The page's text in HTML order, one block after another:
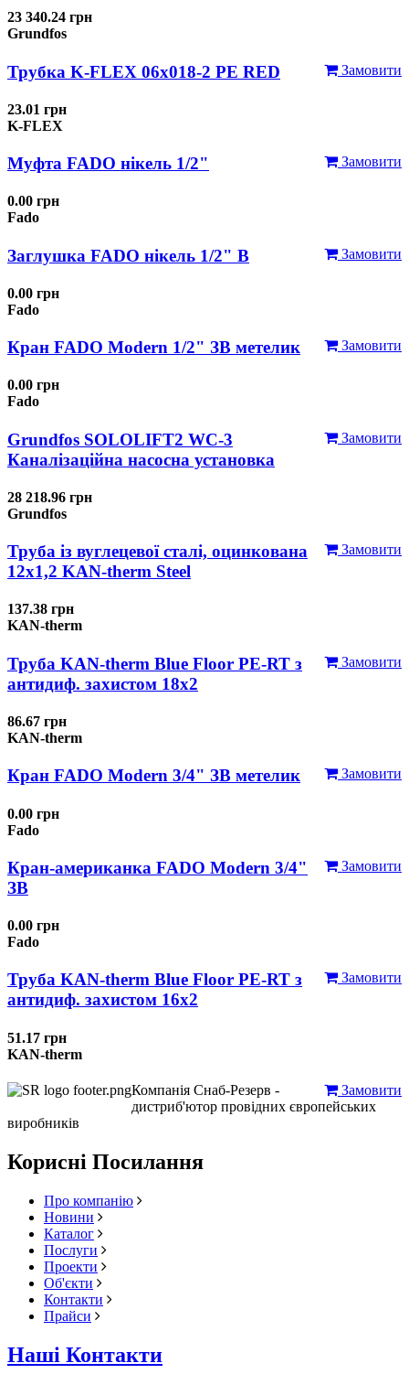
23 340.24 грн
Grundfos
Замовити
Трубка K-FLEX 06x018-2 РЕ RED
23.01 грн
K-FLEX
Замовити
Муфта FADO нікель 1/2"
0.00 грн
Fado
Замовити
Заглушка FADO нікель 1/2" В
0.00 грн
Fado
Замовити
Кран FADO Modern 1/2" ЗВ метелик
0.00 грн
Fado
Замовити
Grundfos SOLOLIFT2 WC-3
Каналізаційна насосна установка
28 218.96 грн
Grundfos
Замовити
Труба із вуглецевої сталі, оцинкована
12x1,2 KAN-therm Steel
137.38 грн
KAN-therm
Замовити
Труба KAN-therm Blue Floor PE-RT з
антидиф. захистом 18х2
86.67 грн
KAN-therm
Замовити
Кран FADO Modern 3/4" ЗВ метелик
0.00 грн
Fado
Замовити
Кран-американка FADO Modern 3/4"
ЗВ
0.00 грн
Fado
Замовити
Труба KAN-therm Blue Floor PE-RT з
антидиф. захистом 16х2
51.17 грн
KAN-therm
Замовити
Компанія Снаб-Резерв -
дистриб'ютор провідних європейських
виробників
Корисні Посилання
Про компанію
Новини
Каталог
Послуги
Проекти
Об'єкти
Контакти
Прайси
Наші Контакти